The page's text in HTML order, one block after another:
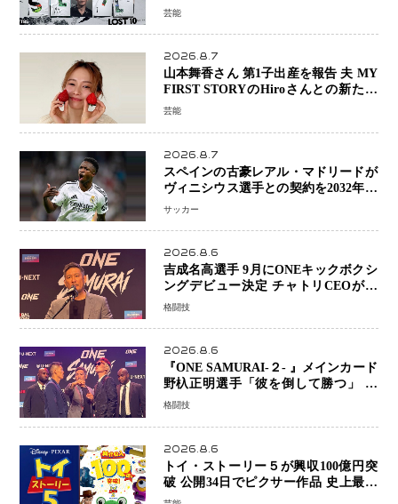
演『LOST10』で異色バディ結成
芸能
2026.8.7
山本舞香さん 第1子出産を報告 夫 MY
FIRST STORYのHiroさんとの新たな
家族生活「母子ともに健康」
芸能
2026.8.7
スペインの古豪レアル・マドリードが
ヴィニシウス選手との契約を2032年ま
で延長 長期交渉が決着 年俸は約43億
サッカー
2026.8.6
吉成名高選手 9月にONEキックボクシ
ングデビュー決定 チャトリCEOがサ
プライズ発表 2カ月連続参戦へ
格闘技
2026.8.6
『ONE SAMURAI-２- 』メインカード
野杁正明選手「彼を倒して勝つ」 リ
ウ・メンヤンとの因縁に決着へ 再起
初戦
格闘技
2026.8.6
トイ・ストーリー５が興収100億円突
破 公開34日でピクサー作品 史上最速
日本歴代シリーズ最高更新も目前